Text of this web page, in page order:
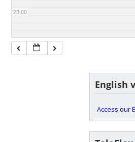
23:00
English
Access our